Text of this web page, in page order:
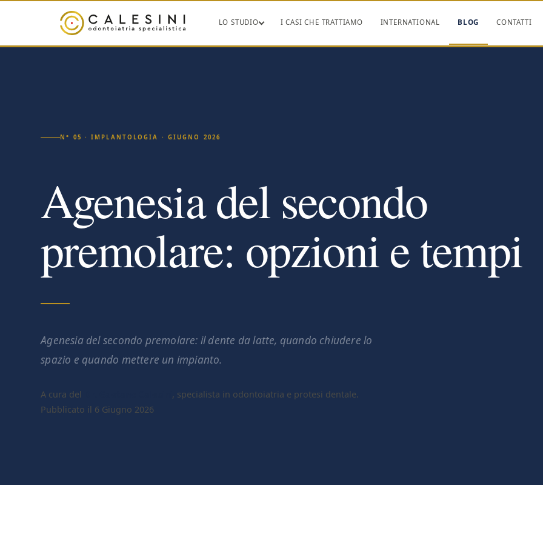
LO STUDIO I CASI CHE TRATTIAMO INTERNATIONAL BLOG CONTATTI
N° 05 · IMPLANTOLOGIA · GIUGNO 2026
Agenesia del secondo
premolare: opzioni e tempi
Agenesia del secondo premolare: il dente da latte, quando chiudere lo
spazio e quando mettere un impianto.
A cura del
, specialista in odontoiatria e protesi dentale.
Pubblicato il 6 Giugno 2026